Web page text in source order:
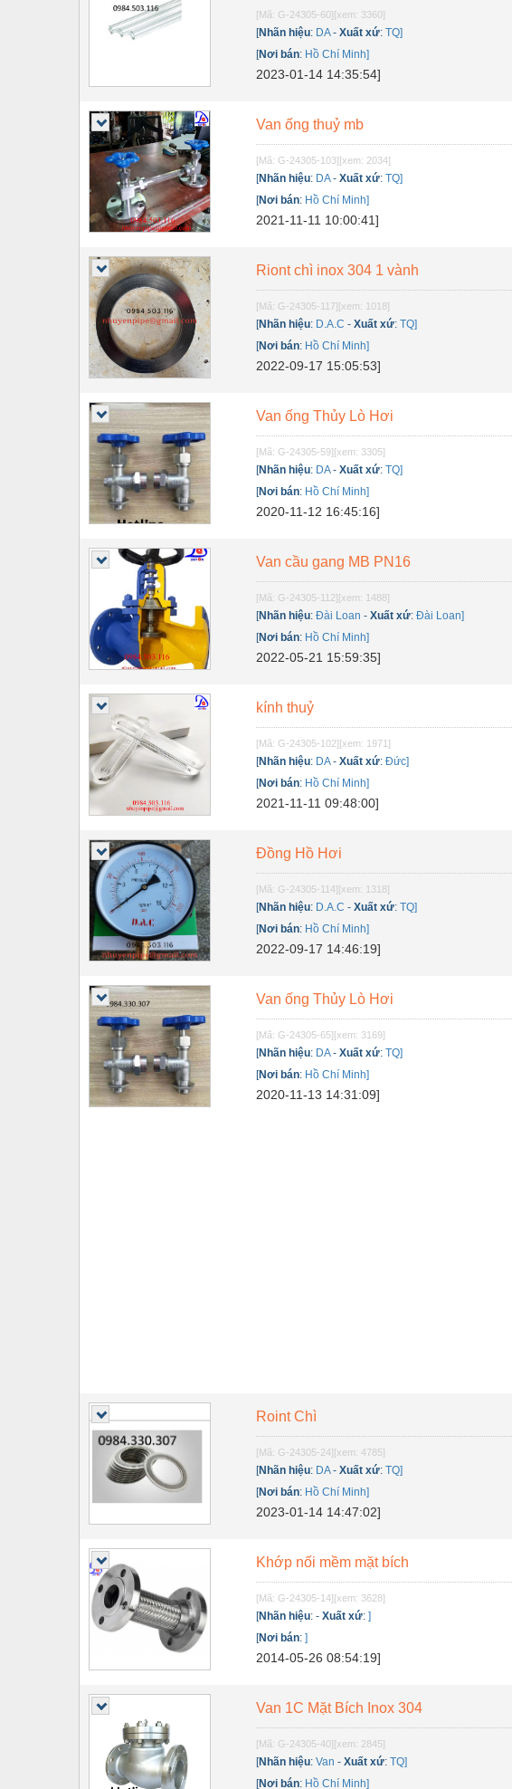
Máy công cụ - Phụ tùng
Mô tơ - Hộp số
Môi trường - Thiết bị
Nâng hạ - Trang thiết bị
Nội - Ngoại thất - văn phòng
Nồi hơi - Trang thiết bị
Nước-Vật tư thiết bị
Phốt cơ khí
Sắt, thép, inox các loại
Thí nghiệm-Trang thiết bị
Thiết bị chiếu sáng
Thiết bị chống sét
Thiết bị an ninh
Thiết bị công nghiệp
Thiết bị công trình
Thiết bị điện
Thiết bị giáo dục
Thiết bị khác
Thiết bị sơn - Sơn
Thiết bị nhà bếp
Thiết bị nhiệt
Thiêt bị PCCC
Thiết bị truyền động
Thiết bị văn phòng
Thiết bị viễn thông
Thủy lực-Thiết bị
Tự động hoá
Van - Co các loại
Vật liệu mài mòn
Vật liệu xây dựng
[Mã: G-24305-60][xem: 3360]
[Nhãn hiệu: DA-Xuất xứ:TQ]
[Nơi bán: Hồ Chí Minh]
2023-01-14 14:35:54]
Van ống thuỷ mb
[Mã: G-24305-103][xem: 2034]
[Nhãn hiệu: DA-Xuất xứ:TQ]
[Nơi bán: Hồ Chí Minh]
2021-11-11 10:00:41]
Riont chì inox 304 1 vành
[Mã: G-24305-117][xem: 1018]
[Nhãn hiệu: D.A.C -Xuất xứ:TQ]
[Nơi bán: Hồ Chí Minh]
2022-09-17 15:05:53]
Van ống Thủy Lò Hơi
[Mã: G-24305-59][xem: 3305]
[Nhãn hiệu: DA-Xuất xứ:TQ]
[Nơi bán: Hồ Chí Minh]
2020-11-12 16:45:16]
Van cầu gang MB PN16
[Mã: G-24305-112][xem: 1488]
[Nhãn hiệu:Đài Loan -Xuất xứ:Đài Loan]
[Nơi bán: Hồ Chí Minh]
2022-05-21 15:59:35]
kính thuỷ
[Mã: G-24305-102][xem: 1971]
[Nhãn hiệu: DA-Xuất xứ:Đức]
[Nơi bán: Hồ Chí Minh]
2021-11-11 09:48:00]
Đồng Hồ Hơi
[Mã: G-24305-114][xem: 1318]
[Nhãn hiệu: D.A.C -Xuất xứ:TQ]
[Nơi bán: Hồ Chí Minh]
2022-09-17 14:46:19]
Van ống Thủy Lò Hơi
[Mã: G-24305-65][xem: 3169]
[Nhãn hiệu: DA-Xuất xứ:TQ]
[Nơi bán: Hồ Chí Minh]
2020-11-13 14:31:09]
Roint Chì
[Mã: G-24305-24][xem: 4785]
[Nhãn hiệu: DA-Xuất xứ:TQ]
[Nơi bán: Hồ Chí Minh]
2023-01-14 14:47:02]
Khớp nối mềm mặt bích
[Mã: G-24305-14][xem: 3628]
[Nhãn hiệu:-Xuất xứ:]
[Nơi bán:]
2014-05-26 08:54:19]
Van 1C Mặt Bích Inox 304
[Mã: G-24305-40][xem: 2845]
[Nhãn hiệu:Van -Xuất xứ:TQ]
[Nơi bán: Hồ Chí Minh]